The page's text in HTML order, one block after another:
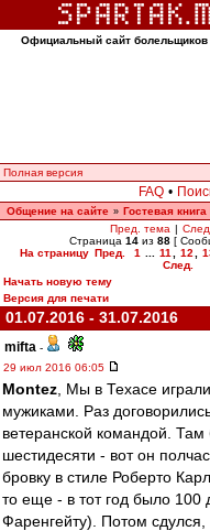
Официальный сайт
Полная версия
FAQ •
Общение на сайте » Гостевая
Пред. тема |
Страница 14 из 88 [
На страницу Пред. 1 11 12
След.
Начать новую тему
Версия для печати
01.07.2016 - 31.07.2016
mifta -
29 июл 2016 06:05
Montez , Мы в Техасе
мужиками. Раз
ветеранской командой.
шестидесяти - вот он
бровку в стиле Роберто
то еще - в тот год было 100
Фаренгейту). Потом